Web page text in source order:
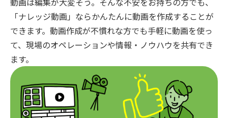
「ナレッジ動画」ならかんたんに動画を作成することが
できます。動画作成が不慣れな方でも手軽に動画を使っ
て、現場のオペレーションや情報・ノウハウを共有でき
ます。